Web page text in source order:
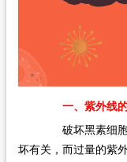
一、紫外线的
破坏黑素细胞
坏有关，而过量的紫